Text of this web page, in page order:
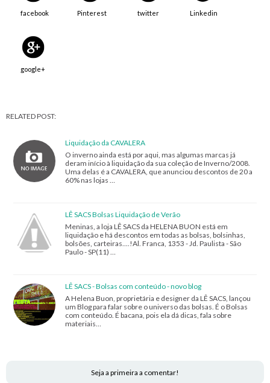
facebook Pinterest twitter Linkedin
google+
RELATED POST:
Liquidação da CAVALERA
O inverno ainda está por aqui, mas algumas marcas já
deram início à liquidação da sua coleção de Inverno/2008.
Uma delas é a CAVALERA, que anunciou descontos de 20 a
60% nas lojas …
LÊ SACS Bolsas Liquidação de Verão
Meninas, a loja LÊ SACS da HELENA BUON está em
liquidação e há descontos em todas as bolsas, bolsinhas,
bolsões, carteiras....!Al. Franca, 1353 - Jd. Paulista - São
Paulo - SP(11) …
LÊ SACS - Bolsas com conteúdo - novo blog
A Helena Buon, proprietária e designer da LÊ SACS, lançou
um Blog para falar sobre o universo das bolsas. É o Bolsas
com conteúdo. É bacana, pois ela dá dicas, fala sobre
materiais…
Seja a primeira a comentar!